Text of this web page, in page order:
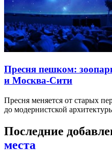
Пресня пешком:
и Москва-Сити
Пресня меняется от старых
до модернистской
Последние
места